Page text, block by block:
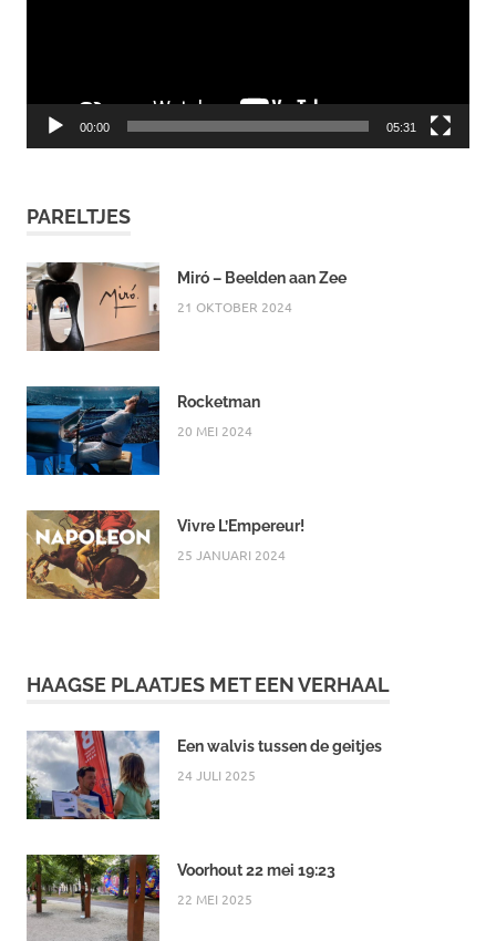
00:00 05:31
PARELTJES
Miró – Beelden aan Zee
21 OKTOBER 2024
Rocketman
20 MEI 2024
Vivre L’Empereur!
25 JANUARI 2024
HAAGSE PLAATJES MET EEN VERHAAL
Een walvis tussen de geitjes
24 JULI 2025
Voorhout 22 mei 19:23
22 MEI 2025